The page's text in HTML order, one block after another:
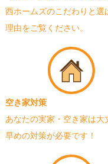
西ホームズのこだわりと選
理由をご覧ください。
空き家対策
あなたの実家・空き家は大
早めの対策が必要です！